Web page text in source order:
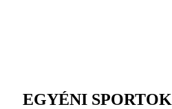
EGYÉNI SPORTOK